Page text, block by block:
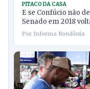
PITACO DA CASA
E se Confúcio não
Senado em 2018
Por Informa Rondônia